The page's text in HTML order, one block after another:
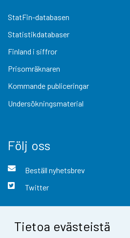
Tietoa evästeistä
StatFin-databasen
Statistikdatabaser
Finland i siffror
Prisomräknaren
Kommande publiceringar
Undersökningsmaterial
Följ oss
Beställ nyhetsbrev
Twitter
Kontaktinformation